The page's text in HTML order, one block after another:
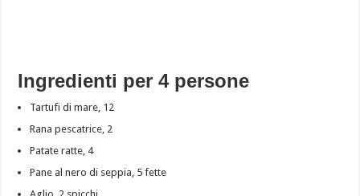
Ingredienti per 4 persone
Tartufi di mare, 12
Rana pescatrice, 2
Patate ratte, 4
Pane al nero di seppia, 5 fette